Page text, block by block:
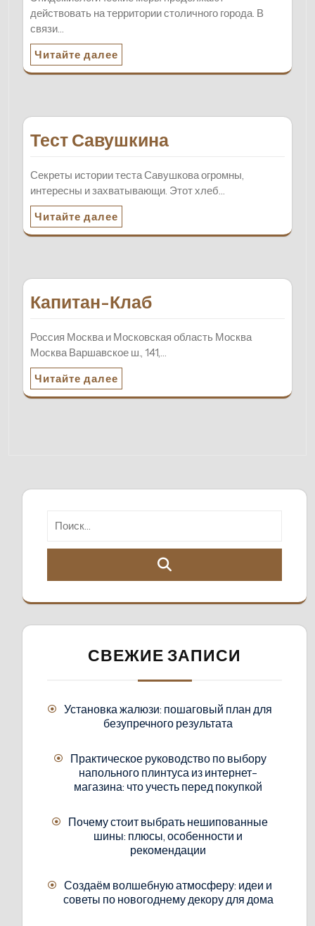
действовать на территории столичного города. В
связи…
Читайте далее
Тест Савушкина
Секреты истории теста Савушкова огромны,
интересны и захватывающи. Этот хлеб…
Читайте далее
Капитан-Клаб
Россия Москва и Московская область Москва
Москва Варшавское ш., 141,…
Читайте далее
СВЕЖИЕ ЗАПИСИ
Установка жалюзи: пошаговый план для
безупречного результата
Практическое руководство по выбору
напольного плинтуса из интернет-
магазина: что учесть перед покупкой
Почему стоит выбрать нешипованные
шины: плюсы, особенности и
рекомендации
Создаём волшебную атмосферу: идеи и
советы по новогоднему декору для дома